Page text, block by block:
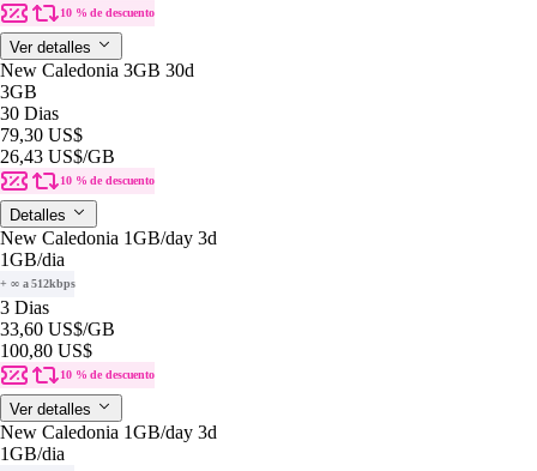
10 % de descuento
Ver detalles
New Caledonia 3GB 30d
3GB
30 Dias
79,30 US$
26,43 US$/GB
10 % de descuento
Detalles
New Caledonia 1GB/day 3d
1GB/dia
+ ∞ a 512kbps
3 Dias
33,60 US$/GB
100,80 US$
10 % de descuento
Ver detalles
New Caledonia 1GB/day 3d
1GB/dia